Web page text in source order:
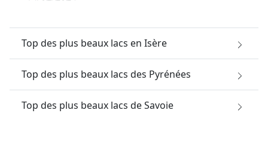
Top des plus beaux lacs en Isère
Top des plus beaux lacs des Pyrénées
Top des plus beaux lacs de Savoie